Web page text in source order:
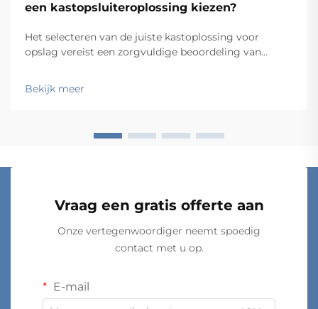
een kastopsluiteroplossing kiezen?
Het selecteren van de juiste kastoplossing voor
opslag vereist een zorgvuldige beoordeling van
functionaliteit, duurzaamheid en
langetermijnvoldoening. Kopers die zich haasten met
Bekijk meer
Vraag een gratis offerte aan
Onze vertegenwoordiger neemt spoedig
contact met u op.
E-mail